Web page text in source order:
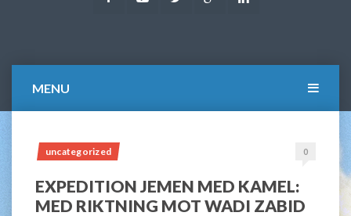
MENU
uncategorized 0
EXPEDITION JEMEN MED KAMEL:
MED RIKTNING MOT WADI ZABID